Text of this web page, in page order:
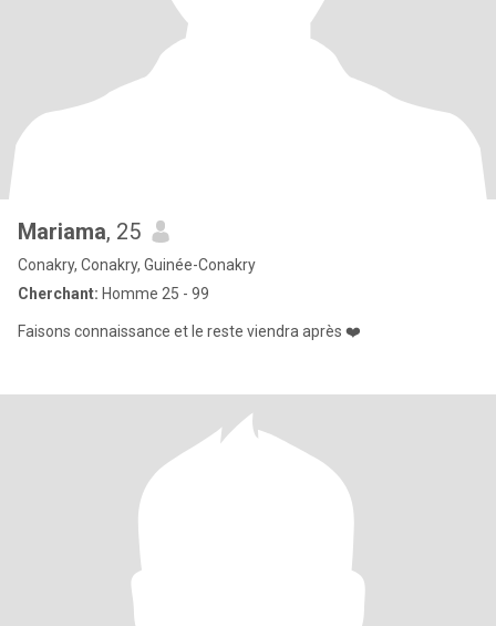
Mariama, 25
Conakry, Conakry, Guinée-Conakry
Cherchant: Homme 25 - 99
Faisons connaissance et le reste viendra après ❤️